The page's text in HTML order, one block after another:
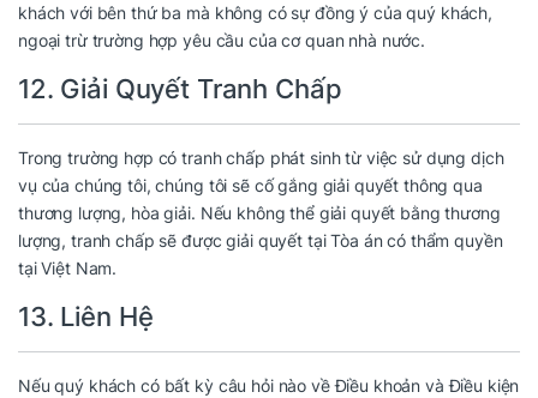
khách với bên thứ ba mà không có sự đồng ý của quý khách,
ngoại trừ trường hợp yêu cầu của cơ quan nhà nước.
12. Giải Quyết Tranh Chấp
Trong trường hợp có tranh chấp phát sinh từ việc sử dụng dịch
vụ của chúng tôi, chúng tôi sẽ cố gắng giải quyết thông qua
thương lượng, hòa giải. Nếu không thể giải quyết bằng thương
lượng, tranh chấp sẽ được giải quyết tại Tòa án có thẩm quyền
tại Việt Nam.
13. Liên Hệ
Nếu quý khách có bất kỳ câu hỏi nào về Điều khoản và Điều kiện